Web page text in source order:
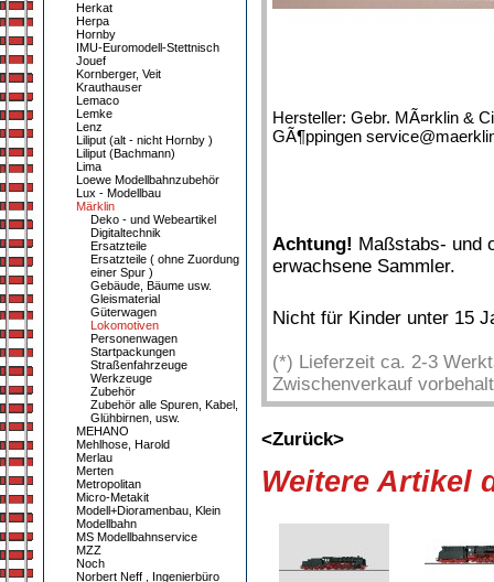
Herkat
Herpa
Hornby
IMU-Euromodell-Stettnisch
Jouef
Kornberger, Veit
Krauthauser
Lemaco
Lemke
Lenz
Liliput (alt - nicht Hornby )
Liliput (Bachmann)
Lima
Loewe Modellbahnzubehör
Lux - Modellbau
Märklin
Deko - und Webeartikel
Digitaltechnik
Ersatzteile
Ersatzteile ( ohne Zuordung
einer Spur )
Gebäude, Bäume usw.
Gleismaterial
Güterwagen
Lokomotiven
Personenwagen
Startpackungen
Straßenfahrzeuge
Werkzeuge
Zubehör
Zubehör alle Spuren, Kabel,
Glühbirnen, usw.
MEHANO
Mehlhose, Harold
Merlau
Merten
Metropolitan
Micro-Metakit
Modell+Dioramenbau, Klein
Modellbahn
MS Modellbahnservice
MZZ
Noch
Norbert Neff , Ingenierbüro
Hersteller: Gebr. MÃ¤rklin &
GÃ¶ppingen
Achtung! Maßstabs- und
erwachsene Sammler.
Nicht für Kinder unter 15
(*) Lieferzeit ca. 2-3
Zwischenverkauf
<Zurück>
Weitere Artikel